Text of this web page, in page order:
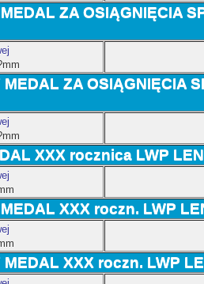
MEDAL ZA OSIĄGNIĘCIA
MEDAL ZA OSIĄGNIĘCIA
XXX rocznica LWP
XXX roczn. LWP
MEDAL XXX roczn. LWP